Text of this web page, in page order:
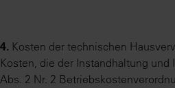
4. Kosten der technischen
Kosten, die der Instandhaltung und
Abs. 2 Nr. 2